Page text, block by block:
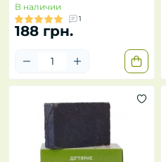
В наличии
1
188 грн.